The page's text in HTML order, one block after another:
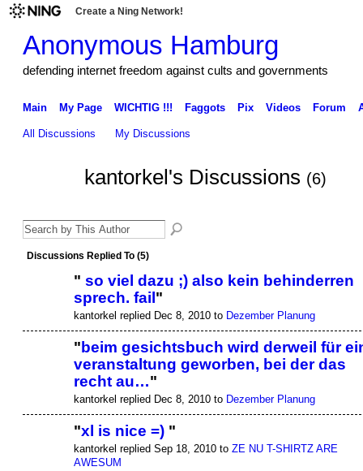
Create a Ning Network!
Anonymous Hamburg
defending internet freedom against cults and governments
Main My Page WICHTIG !!! Faggots Pix Videos Forum
All Discussions My Discussions
kantorkel's Discussions (6)
Discussions Replied To (5)
" so viel dazu ;) also kein behinderren
sprech. fail "
kantorkel replied Dec 8, 2010 to Dezember Planung
" beim gesichtsbuch wird derweil für
veranstaltung geworben, bei der das
recht au…"
kantorkel replied Dec 8, 2010 to Dezember Planung
"xl is nice =) "
kantorkel replied Sep 18, 2010 to ZE NU T-SHIRTZ ARE
AWESUM